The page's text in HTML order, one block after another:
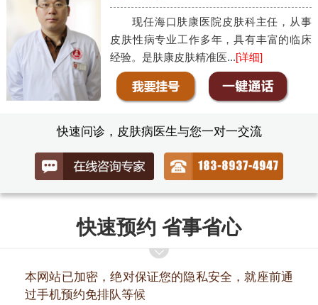
现任海口肤康医院皮肤科主任，从事
皮肤性病专业工作多年，具有丰富的临床
经验。是肤康皮肤精准医...[详细]
快速问诊，皮肤病医生与您一对一交流
快速预约 省事省心
本网站已加密，绝对保证您的隐私安全，就座前通
过手机预约免排队等候